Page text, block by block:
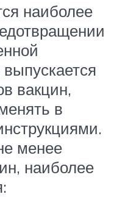
наиболее
вакцин,
в
менее
наиболее